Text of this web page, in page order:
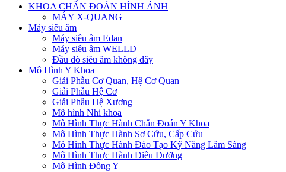
KHOA CHẨN ĐOÁN HÌNH ẢNH
MÁY X-QUANG
Máy siêu âm
Máy siêu âm Edan
Máy siêu âm WELLD
Đầu dò siêu âm không dây
Mô Hình Y Khoa
Giải Phẫu Cơ Quan, Hệ Cơ Quan
Giải Phẫu Hệ Cơ
Giải Phẫu Hệ Xương
Mô hình Nhi khoa
Mô Hình Thực Hành Chẩn Đoán Y Khoa
Mô Hình Thực Hành Sơ Cứu, Cấp Cứu
Mô Hình Thực Hành Đào Tạo Kỹ Năng Lâm Sàng
Mô Hình Thực Hành Điều Dưỡng
Mô Hình Đông Y